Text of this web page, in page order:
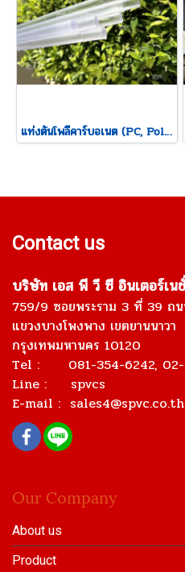
แท่งตันโพลีคาร์บอเนต (PC, Polycarbonate Solid Rod)
Contact us
บริษัท เอส พี วี ซี อินเตอร์เ
759/9 ซอยพระราม 3 ที่ 39 ถน
แขวงบางโพงพาง เขตยานนาวา
กรุงเทพมหานคร 10120
Tel : 081-354-6242, 02-
Line : spvcs
E-mail : sales4@spvc.co.th
Our Company
About us
Product